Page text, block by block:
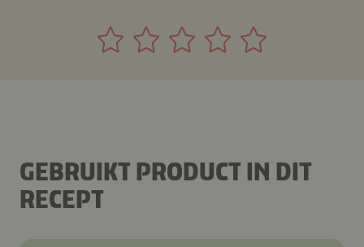
GEBRUIKT PRODUCT IN DIT
RECEPT